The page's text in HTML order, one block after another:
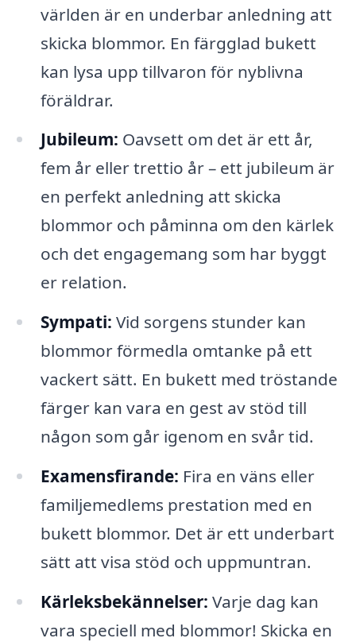
världen är en underbar anledning att
skicka blommor. En färgglad bukett
kan lysa upp tillvaron för nyblivna
föräldrar.
Jubileum: Oavsett om det är ett år,
fem år eller trettio år – ett jubileum är
en perfekt anledning att skicka
blommor och påminna om den kärlek
och det engagemang som har byggt
er relation.
Sympati: Vid sorgens stunder kan
blommor förmedla omtanke på ett
vackert sätt. En bukett med tröstande
färger kan vara en gest av stöd till
någon som går igenom en svår tid.
Examensfirande: Fira en väns eller
familjemedlems prestation med en
bukett blommor. Det är ett underbart
sätt att visa stöd och uppmuntran.
Kärleksbekännelser: Varje dag kan
vara speciell med blommor! Skicka en